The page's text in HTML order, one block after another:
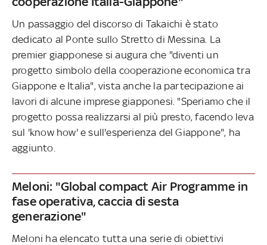
Un passaggio del discorso di Takaichi è stato
dedicato al Ponte sullo Stretto di Messina. La
premier giapponese si augura che "diventi un
progetto simbolo della cooperazione economica tra
Giappone e Italia", vista anche la partecipazione ai
lavori di alcune imprese giapponesi. "Speriamo che il
progetto possa realizzarsi al più presto, facendo leva
sul 'know how' e sull'esperienza del Giappone", ha
aggiunto.
Meloni: "Global compact Air Programme in
fase operativa, caccia di sesta
generazione"
Meloni ha elencato tutta una serie di obiettivi